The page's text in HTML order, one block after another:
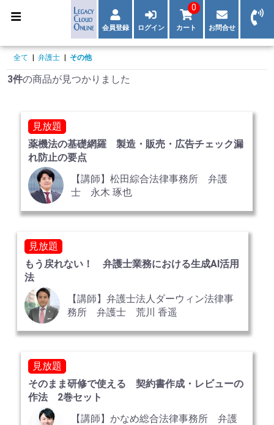
会員登録 ログイン カート
0
お問合せ
全て 弁護士 その他
3件の商品が見つかりました
見放題
薬機法の基礎網羅 製造・販売・広告チェック漏
れ防止の要点
【講師】松田綜合法律事務所 弁護
士 永木 琢也
見放題
もう戻れない！ 弁護士業務における生成AI活用
法
【講師】弁護士法人ダーウィン法律事
務所 弁護士 荒川 香遥
見放題
そのまま研修で使える 契約書作成・レビューの
作法 2巻セット
【講師】かなめ総合法律事務所 弁護